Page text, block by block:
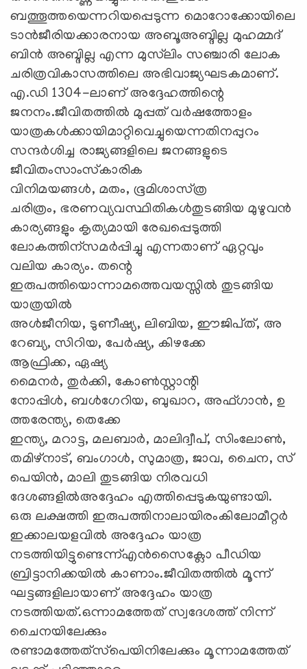
ബത്തൂത്തയെന്നറിയപ്പെടുന്ന മൊറോക്കോയിലെ
ടാന്‍ജീരിയക്കാരനായ അബൂഅബ്ദില്ല മുഹമ്മദ്‌
ബിന്‍ അബ്ദില്ല എന്ന മുസ്‌ലിം സഞ്ചാരി ലോക
ചരിത്രവികാസത്തിലെ അഭിവാജ്യഘടകമാണ്‌.
എ.ഡി 1304-ലാണ്‌ അദ്ദേഹത്തിന്റെ
ജനനം.ജീവിതത്തില്‍ മുപ്പത്‌ വര്‍ഷത്തോളം
യാത്രകള്‍ക്കായിമാറ്റിവെച്ചുയെന്നതിനപ്പുറം
സന്ദര്‍ശിച്ച രാജ്യങ്ങളിലെ ജനങ്ങളുടെ
ജീവിതംസാംസ്‌കാരിക
വിനിമയങ്ങള്‍, മതം, ഭൂമിശാസ്‌ത്ര
ചരിത്രം, ഭരണവ്യവസ്ഥിതികള്‍തുടങ്ങിയ മുഴുവന്‍
കാര്യങ്ങളും കൃത്യമായി രേഖപ്പെടുത്തി
ലോകത്തിന്‌സമര്‍പ്പിച്ചു എന്നതാണ്‌ ഏറ്റവും
വലിയ കാര്യം. തന്റെ
ഇരുപത്തിയൊന്നാമത്തെവയസ്സില്‍ തുടങ്ങിയ
യാത്രയില്‍
അള്‍ജീനിയ, ടുണീഷ്യ, ലിബിയ, ഈജിപ്‌ത്‌, അ
റേബ്യ, സിറിയ, പേര്‍ഷ്യ, കിഴക്കേ
ആഫ്രിക്ക, ഏഷ്യ
മൈനര്‍, തുര്‍ക്കി, കോണ്‍സ്റ്റാന്റി
നോപ്പിള്‍, ബള്‍ഗേറിയ, ബുഖാറ, അഫ്‌ഗാന്‍, ഉ
ത്തരേന്ത്യ, തെക്കേ
ഇന്ത്യ, മറാട്ട, മലബാര്‍, മാലിദ്വീപ്‌, സിംലോണ്‍,
തമിഴ്‌നാട്‌, ബംഗാള്‍, സുമാത്ര, ജാവ, ചൈന, സ്‌
പെയിന്‍, മാലി തുടങ്ങിയ നിരവധി
ദേശങ്ങളില്‍അദ്ദേഹം എത്തിപ്പെടുകയുണ്ടായി.
ഒരു ലക്ഷത്തി ഇരുപത്തിനാലായിരംകിലോമീറ്റര്‍
ഇക്കാലയളവില്‍ അദ്ദേഹം യാത്ര
നടത്തിയിട്ടുണ്ടെന്ന്‌എന്‍സൈക്ലോ പീഡിയ
ബ്രിട്ടാനിക്കയില്‍ കാണാം.ജീവിതത്തില്‍ മൂന്ന്‌
ഘട്ടങ്ങളിലായാണ്‌ അദ്ദേഹം യാത്ര
നടത്തിയത്‌.ഒന്നാമത്തേത്‌ സ്വദേശത്ത്‌ നിന്ന്‌
ചൈനയിലേക്കും
രണ്ടാമത്തേത്‌സ്‌പെയിനിലേക്കും മൂന്നാമത്തേത്‌